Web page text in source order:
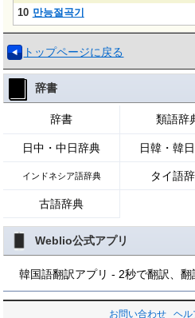
10 만능절곡기
トップページに戻る
辞書
辞書 類語辞
日中・中日辞典 日韓・韓
インドネシア語辞典 タイ語
古語辞典
Weblio公式アプリ
韓国語翻訳アプリ - 2秒で翻訳、
お問い合わせ ヘル